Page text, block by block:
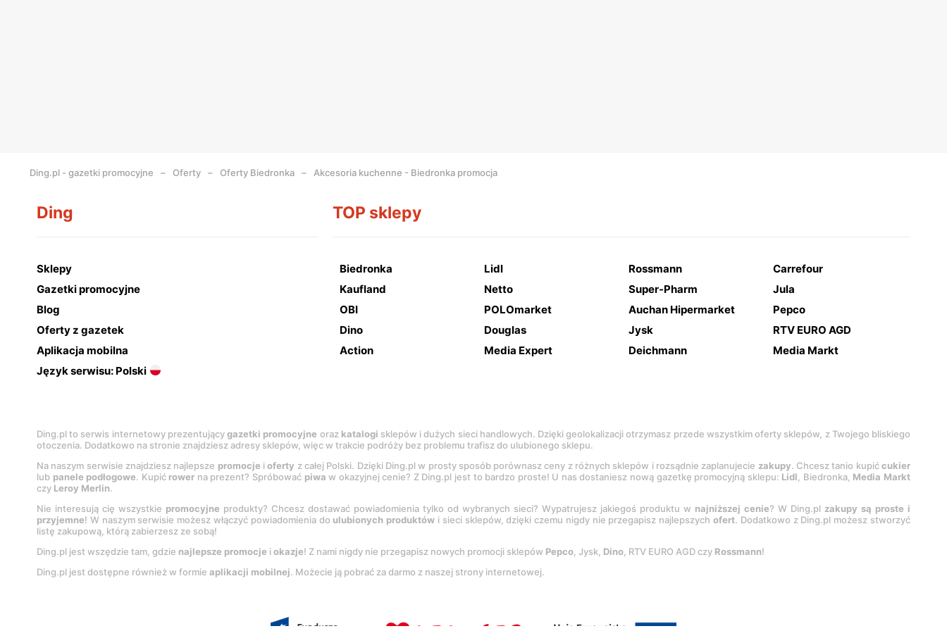
Ding.pl - gazetki promocyjne Oferty Oferty Biedronka Akcesoria kuchenne - Biedronka promocja
Ding
Sklepy
Gazetki promocyjne
Blog
Oferty z gazetek
Aplikacja mobilna
Język serwisu: Polski
TOP sklepy
Biedronka Lidl Rossmann
Carrefour
Kaufland
Netto Super-Pharm
Jula
OBI
POLOmarket Auchan Hipermarket
Pepco
Dino
Douglas Jysk
RTV EURO AGD
Action
Media Expert Deichmann Media Markt
Ding.pl to serwis internetowy prezentującygazetki promocyjne oraz katalogi sklepów i dużych sieci handlowych. Dzięki geolokalizacji otrzymasz przede wszystkim oferty sklepów, z Twojego bliskiego
otoczenia. Dodatkowo na stronie znajdziesz adresy sklepów, więc w trakcie podróży bez problemu trafisz do ulubionego sklepu.
Na naszym serwisie znajdziesz najlepsze promocje ioferty z całej Polski. Dzięki Ding.pl w prosty sposób porównasz ceny z różnych sklepów i rozsądnie zaplanujecie zakupy. Chcesz tanio kupićcukier
lub panele podłogowe. Kupić rower na prezent? Spróbować piwa w okazyjnej cenie? Z Ding.pl jest to bardzo proste! U nas dostaniesz nową gazetkę promocyjną sklepu: Lidl, Biedronka, Media Markt
czy Leroy Merlin.
Nie interesują cię wszystkie promocyjne produkty? Chcesz dostawać powiadomienia tylko od wybranych sieci? Wypatrujesz jakiegoś produktu w najniższej cenie? W Ding.pl zakupy są proste i
przyjemne! W naszym serwisie możesz włączyć powiadomienia do ulubionych produktów i sieci sklepów, dzięki czemu nigdy nie przegapisz najlepszychofert. Dodatkowo z Ding.pl możesz stworzyć
listę zakupową, którą zabierzesz ze sobą!
Ding.pl jest wszędzie tam, gdzie najlepsze promocje i okazje! Z nami nigdy nie przegapisz nowych promocji sklepów Pepco, Jysk, Dino, RTV EURO AGD czy Rossmann!
Ding.pl jest dostępne również w formie aplikacji mobilnej. Możecie ją pobrać za darmo z naszej strony internetowej.